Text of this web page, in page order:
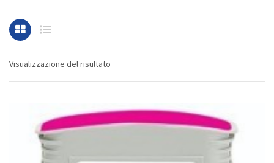
Visualizzazione del risultato